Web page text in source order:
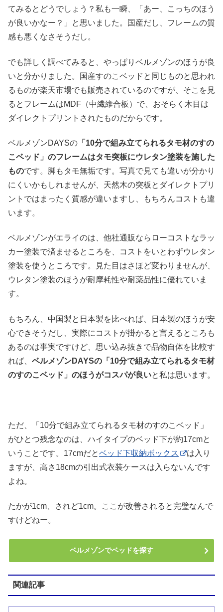
てみるとどうでしょう？私も一瞬、「あー、こっちのほう
が良いかなー？」と思いました。国産だし、フレームの質
感も悪くなさそうだし。
でも詳しく調べてみると、やっぱりベルメゾンのほうが良
いと分かりました。国産すのこベッドと同じものと思われ
るものが楽天市場でも販売されているのですが、そこを見
るとフレームはMDF（中繊維合板）で、おそらく木目は
ダイレクトプリントされたものだからです。
ベルメゾンDAYSの 「10分で組み立てられるタモ材のすの
こベッド」のフレームはタモ突板にウレタン塗装を施した
ものです。脚もタモ無垢です。写真で見ても違いが分かり
にくいかもしれませんが、天然木の突板とダイレクトプリ
ントではまったく質感が違いますし、もちろんコストも違
います。
ベルメゾンがエライのは、他社通販ならローコストなラッ
カー塗装で済ませるところを、コストをいとわずウレタン
塗装を使うところです。見た目はさほど変わりませんが、
ウレタン塗装のほうが耐摩耗性や耐薬品性に優れていま
す。
もちろん、中国製と日本製を比べれば、日本製のほうが安
心できそうだし、実際にコストが掛かると言えるところも
あるのは事実ですけど、思い込み抜きで品物自体を比較す
れば、 ベルメゾンDAYSの「10分で組み立てられるタモ材
のすのこベッド」のほうがコスパが良いと私は思います。
ただ、「10分で組み立てられるタモ材のすのこベッド」
がひとつ残念なのは、ハイタイプのベッド下が約17cmと
いうことです。17cmだとベッド下収納ボックス
は入り
ますが、高さ18cmの引出式衣装ケースは入らないんです
よね。
たかが1cm、されど1cm。ここが改善されると完璧なんで
すけどねー。
ベルメゾンでベッドを探す
関連記事